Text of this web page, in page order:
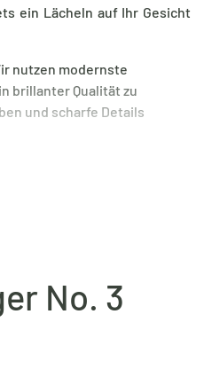
ein Lächeln auf Ihr Gesicht
nutzen modernste
brillanter Qualität zu
und scharfe Details
übersteht problemlos den
Schnappschuss – wählen
No. 3